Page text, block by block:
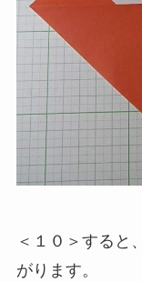
＜１０＞すると
がります。